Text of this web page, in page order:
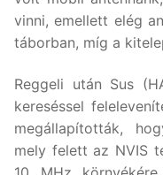
vinni, emellett elég
táborban, míg a
Reggeli után Sus
kereséssel
megállapították,
mely felett az NVIS